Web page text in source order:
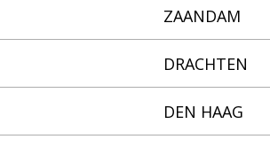
ZAANDAM
DRACHTEN
DEN HAAG